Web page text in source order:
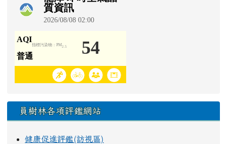
員樹林各項評鑑網站
健康促進評鑑(訪視區)